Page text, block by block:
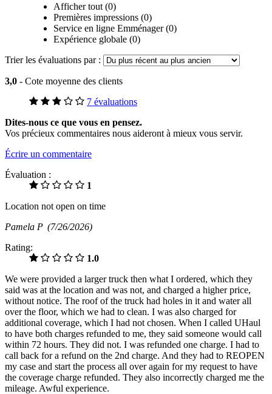
Afficher tout (0)
Premières impressions (0)
Service en ligne Emménager (0)
Expérience globale (0)
Trier les évaluations par :
3,0 - Cote moyenne des clients
7 évaluations
Dites-nous ce que vous en pensez.
Vos précieux commentaires nous aideront à mieux vous servir.
Écrire un commentaire
Évaluation :
1
Location not open on time
Pamela P (7/26/2026)
Rating:
1.0
We were provided a larger truck then what I ordered, which they
said was at the location and was not, and charged a higher price,
without notice. The roof of the truck had holes in it and water all
over the floor, which we had to clean. I was also charged for
additional coverage, which I had not chosen. When I called UHaul
to have both charges refunded to me, they said someone would call
within 72 hours. They did not. I was refunded one charge. I had to
call back for a refund on the 2nd charge. And they had to REOPEN
my case and start the process all over again for my request to have
the coverage charge refunded. They also incorrectly charged me the
mileage. Awful experience.